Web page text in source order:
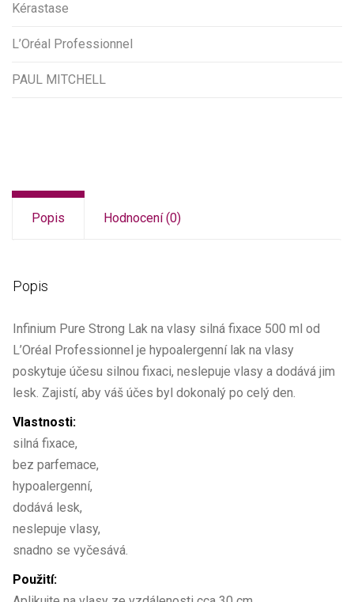
Kérastase
L’Oréal Professionnel
PAUL MITCHELL
Popis Hodnocení (0)
Popis
Infinium Pure Strong Lak na vlasy silná fixace 500 ml od
L’Oréal Professionnel je hypoalergenní lak na vlasy
poskytuje účesu silnou fixaci, neslepuje vlasy a dodává jim
lesk. Zajistí, aby váš účes byl dokonalý po celý den.
Vlastnosti:
silná fixace,
bez parfemace,
hypoalergenní,
dodává lesk,
neslepuje vlasy,
snadno se vyčesává.
Použití: